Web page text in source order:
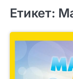
Етикет: